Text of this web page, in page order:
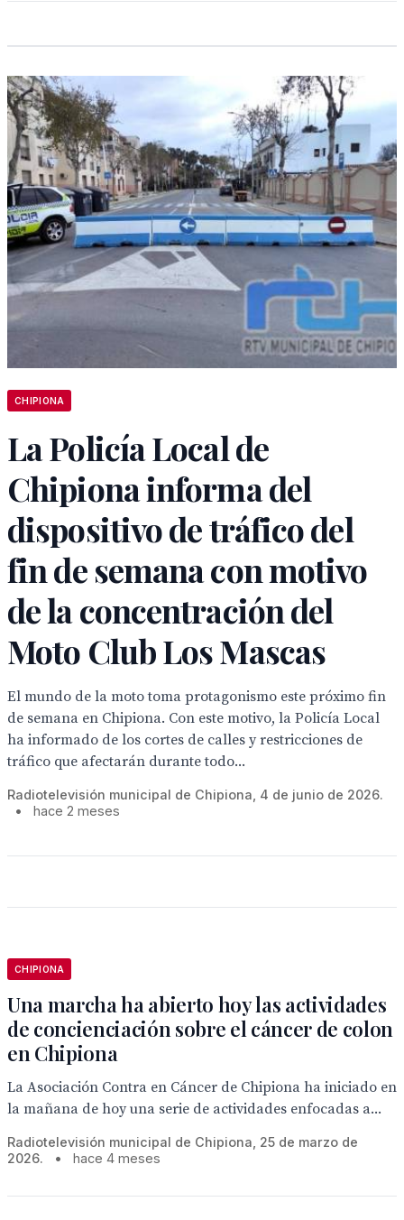
CHIPIONA
La Policía Local de
Chipiona informa del
dispositivo de tráfico del
fin de semana con motivo
de la concentración del
Moto Club Los Mascas
El mundo de la moto toma protagonismo este próximo fin
de semana en Chipiona. Con este motivo, la Policía Local
ha informado de los cortes de calles y restricciones de
tráfico que afectarán durante todo...
Radiotelevisión municipal de Chipiona, 4 de junio de 2026.
•
hace 2 meses
CHIPIONA
Una marcha ha abierto hoy las actividades
de concienciación sobre el cáncer de colon
en Chipiona
La Asociación Contra en Cáncer de Chipiona ha iniciado en
la mañana de hoy una serie de actividades enfocadas a...
Radiotelevisión municipal de Chipiona, 25 de marzo de
2026.
• hace 4 meses